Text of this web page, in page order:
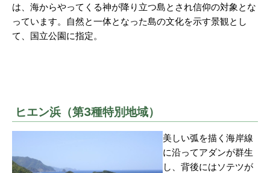
は、海からやってくる神が降り立つ島とされ信仰の対象とな
っています。自然と一体となった島の文化を示す景観とし
て、国立公園に指定。
ヒエン浜（第3種特別地域）
美しい弧を描く海岸線
に沿ってアダンが群生
し、背後にはソテツが